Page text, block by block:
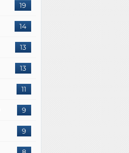
19
14
13
13
11
9
9